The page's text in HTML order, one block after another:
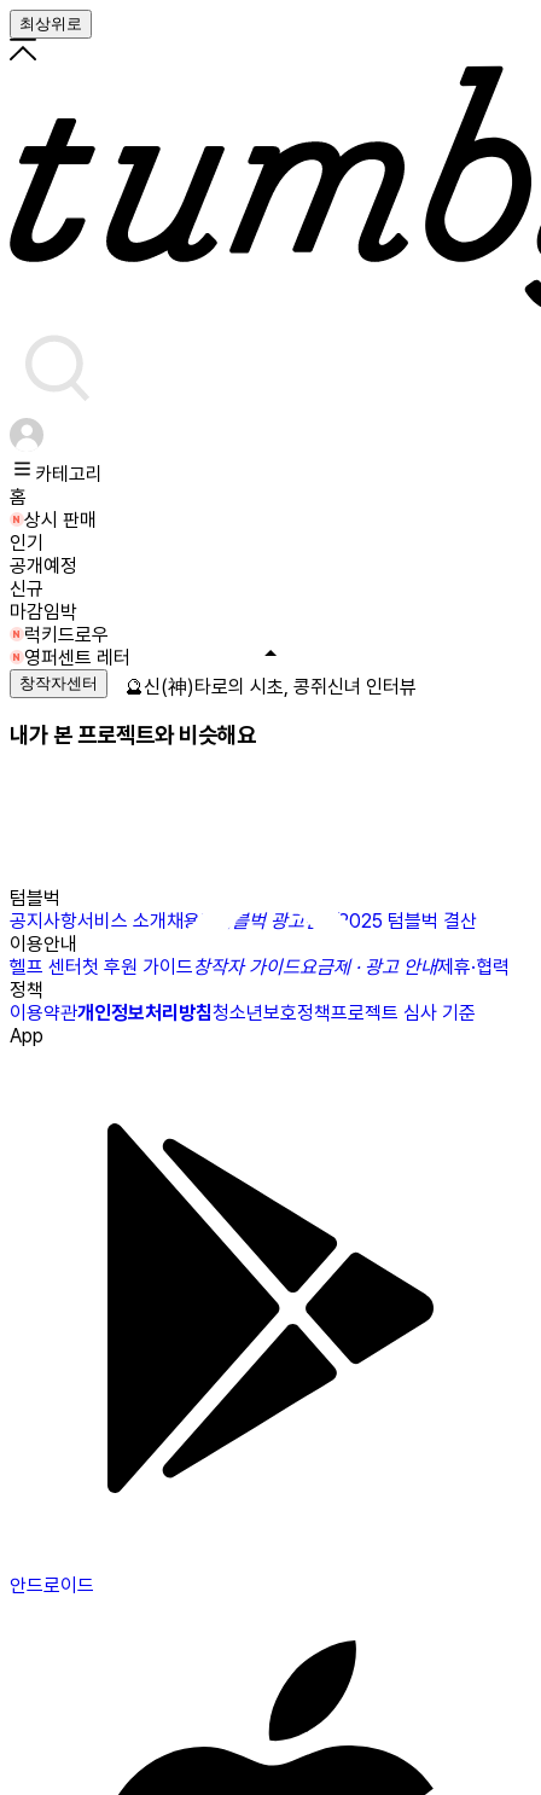
최상위로
카테고리
홈
상시 판매
인기
공개예정
신규
마감임박
럭키드로우
영퍼센트 레터
창작자센터
내가 본 프로젝트와 비슷해요
텀블벅
공지사항서비스 소개채용N 텀블벅 광고센터
2025 텀블벅 결산
이용안내
헬프 센터첫 후원 가이드창작자 가이드요금제 · 광고 안내제휴·협력
정책
이용약관개인정보처리방침청소년보호정책프로젝트 심사 기준
App
안드로이드
🔮신(神)타로의 시초, 콩쥐신녀 인터뷰